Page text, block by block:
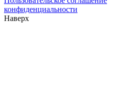
конфиденциальности
Наверх